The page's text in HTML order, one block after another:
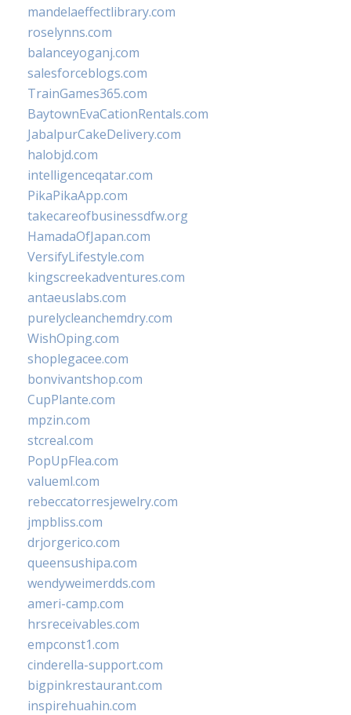
mandelaeffectlibrary.com
roselynns.com
balanceyoganj.com
salesforceblogs.com
TrainGames365.com
BaytownEvaCationRentals.com
JabalpurCakeDelivery.com
halobjd.com
intelligenceqatar.com
PikaPikaApp.com
takecareofbusinessdfw.org
HamadaOfJapan.com
VersifyLifestyle.com
kingscreekadventures.com
antaeuslabs.com
purelycleanchemdry.com
WishOping.com
shoplegacee.com
bonvivantshop.com
CupPlante.com
mpzin.com
stcreal.com
PopUpFlea.com
valueml.com
rebeccatorresjewelry.com
jmpbliss.com
drjorgerico.com
queensushipa.com
wendyweimerdds.com
ameri-camp.com
hrsreceivables.com
empconst1.com
cinderella-support.com
bigpinkrestaurant.com
inspirehuahin.com